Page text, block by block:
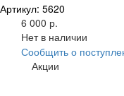
Артикул: 5620
6 000 р.
Нет в наличии
Сообщить о
Акции